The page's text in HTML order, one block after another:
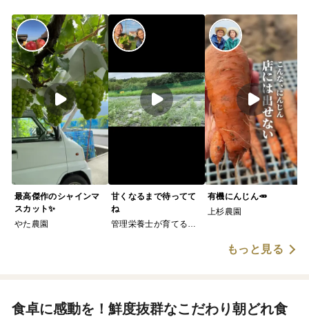
最高傑作のシャインマ
スカット✨
やた農園
甘くなるまで待ってて
ね
管理栄養士が育てる固
有機にんじん🥕
上杉農園
もっと見る
食卓に感動を！鮮度抜群なこだわり朝どれ食